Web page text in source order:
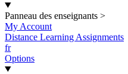
Panneau des enseignants >
My Account
Distance Learning Assignments
fr
Options